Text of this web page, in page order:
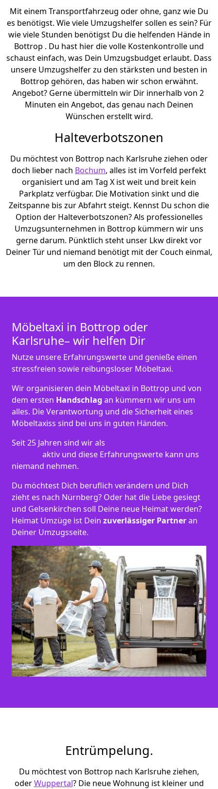
Mit einem Transportfahrzeug oder ohne, ganz wie Du
es benötigst. Wie viele Umzugshelfer sollen es sein? Für
wie viele Stunden benötigst Du die helfenden Hände in
Bottrop . Du hast hier die volle Kostenkontrolle und
schaust einfach, was Dein Umzugsbudget erlaubt. Dass
unsere Umzugshelfer zu den stärksten und besten in
Bottrop gehören, das haben wir schon erwähnt.
Angebot? Gerne übermitteln wir Dir innerhalb von 2
Minuten ein Angebot, das genau nach Deinen
Wünschen erstellt wird.
Halteverbotszonen
Du möchtest von Bottrop nach Karlsruhe ziehen oder
doch lieber nach Bochum, alles ist im Vorfeld perfekt
organisiert und am Tag X ist weit und breit kein
Parkplatz verfügbar. Die Motivation sinkt und die
Zeitspanne bis zur Abfahrt steigt. Kennst Du schon die
Option der Halteverbotszonen? Als professionelles
Umzugsunternehmen in Bottrop kümmern wir uns
gerne darum. Pünktlich steht unser Lkw direkt vor
Deiner Tür und niemand benötigt mit der Couch einmal,
um den Block zu rennen.
Möbeltaxi in Bottrop oder
Karlsruhe– wir helfen Dir
Nutze unsere Erfahrungswerte und genieße einen
stressfreien sowie reibungsloser Möbeltaxi.
Wir organisieren dein Möbeltaxi in Bottrop und von
dem ersten Handschlag an kümmern wir uns um
alles. Die Verantwortung und die Sicherheit eines
Möbeltaxiss sind bei uns in guten Händen.
Seit 25 Jahren sind wir als
aktiv und diese Erfahrungswerte kann uns
niemand nehmen.
Du möchtest Dich beruflich verändern und Dich
zieht es nach Nürnberg? Oder hat die Liebe gesiegt
und Gelsenkirchen soll Deine neue Heimat werden?
Heimat Umzüge ist Dein zuverlässiger Partneran
Deiner Umzugsseite.
Entrümpelung.
Du möchtest von Bottrop nach Karlsruhe ziehen,
oderWuppertal? Die neue Wohnung ist kleiner und